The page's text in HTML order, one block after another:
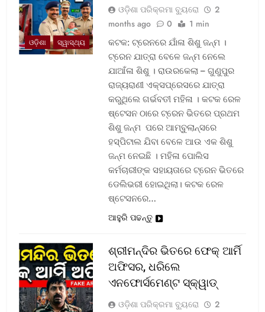
ଓଡ଼ିଶା ସ୍ୱାସ୍ଥ୍ୟ
ଓଡ଼ିଶା ପରିକ୍ରମା ବ୍ୟୁରୋ
2
months ago
0 1 min
କଟକ: ଟ୍ରେନରେ ଯାଁଳା ଶିଶୁ ଜନ୍ମ ।
ଟ୍ରେନ ଯାତ୍ରା ବେଳେ ଜନ୍ମ ନେଲେ
ଯାଆଁଳା ଶିଶୁ । ରାଉରକେଲା – ଗୁଣୁପୁର
ରାଜ୍ୟରାଣୀ ଏକ୍ସପ୍ରେସରେ ଯାତ୍ରା
କରୁଥିଲେ ଗର୍ଭବତୀ ମହିଳା । କଟକ ରେଳ
ଷ୍ଟେସନ ଠାରେ ଟ୍ରେନ ଭିତରେ ପ୍ରଥମ
ଶିଶୁ ଜନ୍ମ ପରେ ଆମ୍ବୁଲାନ୍ସରେ
ହସ୍ପିଟାଲ ଯିବା ବେଳେ ଆଉ ଏକ ଶିଶୁ
ଜନ୍ମ ନେଇଛି । ମହିଳା ପୋଲିସ
କର୍ମଚାରୀଙ୍କ ସହାୟତାରେ ଟ୍ରେନ ଭିତରେ
ଡେଲିଭରୀ ହୋଇଥିଲା। କଟକ ରେଳ
ଷ୍ଟେସନରେ…
ଆହୁରି ପଢନ୍ତୁ
ଶ୍ରୀମନ୍ଦିର ଭିତରେ ଫେକ୍ ଆର୍ମି
ଅଫିସର, ଧରିଲେ
ଏନଫୋର୍ସମେଣ୍ଟ ସ୍କ୍ୱାଡ୍‌
ଓଡ଼ିଶା ପରିକ୍ରମା ବ୍ୟୁରୋ
2